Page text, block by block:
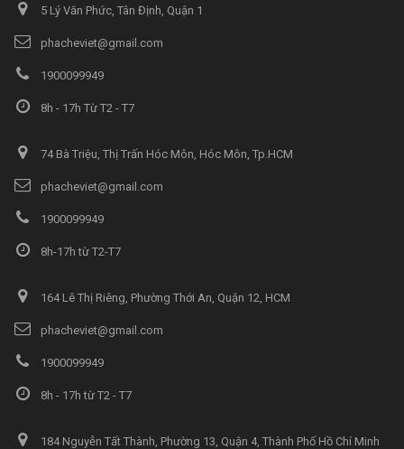
5 Lý Văn Phức, Tân Định, Quận 1
phacheviet@gmail.com
1900099949
8h - 17h Từ T2 - T7
74 Bà Triệu, Thị Trấn Hóc Môn, Hóc Môn, Tp.HCM
phacheviet@gmail.com
1900099949
8h-17h từ T2-T7
164 Lê Thị Riêng, Phường Thới An, Quận 12, HCM
phacheviet@gmail.com
1900099949
8h - 17h từ T2 - T7
184 Nguyễn Tất Thành, Phường 13, Quận 4, Thành Phố Hồ Chí Minh